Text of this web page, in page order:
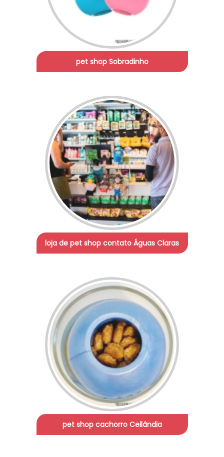
pet shop Sobradinho
loja de pet shop contato Águas Claras
pet shop cachorro Ceilândia